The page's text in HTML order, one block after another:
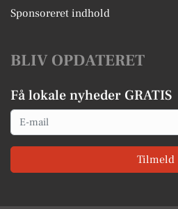
Sponsoreret indhold
BLIV OPDATERET
Få lokale nyheder GRATIS
Email
Tilmeld